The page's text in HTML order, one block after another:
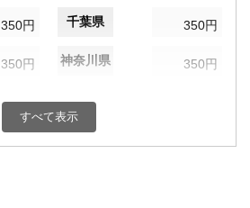
350円 千葉県 350円
350円 神奈川県 350円
350円 富山県
すべて表示